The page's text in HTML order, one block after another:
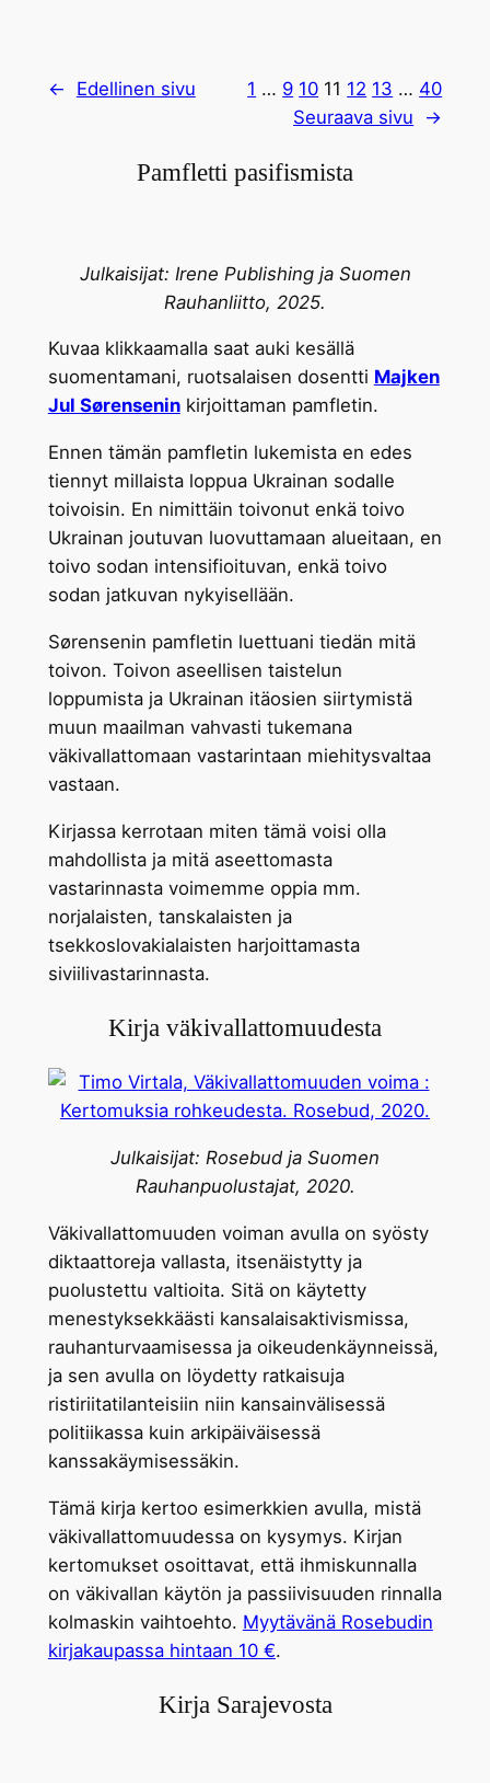
← Edellinen sivu 1 … 9 10 11 12 13 … 40
Seuraava sivu
→
Pamfletti pasifismista
Julkaisijat: Irene Publishing ja Suomen
Rauhanliitto, 2025.
Kuvaa klikkaamalla saat auki kesällä
suomentamani, ruotsalaisen dosentti Majken
Jul Sørenseninkirjoittaman pamfletin.
Ennen tämän pamfletin lukemista en edes
tiennyt millaista loppua Ukrainan sodalle
toivoisin. En nimittäin toivonut enkä toivo
Ukrainan joutuvan luovuttamaan alueitaan, en
toivo sodan intensifioituvan, enkä toivo
sodan jatkuvan nykyisellään.
Sørensenin pamfletin luettuani tiedän mitä
toivon. Toivon aseellisen taistelun
loppumista ja Ukrainan itäosien siirtymistä
muun maailman vahvasti tukemana
väkivallattomaan vastarintaan miehitysvaltaa
vastaan.
Kirjassa kerrotaan miten tämä voisi olla
mahdollista ja mitä aseettomasta
vastarinnasta voimemme oppia mm.
norjalaisten, tanskalaisten ja
tsekkoslovakialaisten harjoittamasta
siviilivastarinnasta.
Kirja väkivallattomuudesta
Julkaisijat: Rosebud ja Suomen
Rauhanpuolustajat, 2020.
Väkivallattomuuden voiman avulla on syösty
diktaattoreja vallasta, itsenäistytty ja
puolustettu valtioita. Sitä on käytetty
menestyksekkäästi kansalaisaktivismissa,
rauhanturvaamisessa ja oikeudenkäynneissä,
ja sen avulla on löydetty ratkaisuja
ristiriitatilanteisiin niin kansainvälisessä
politiikassa kuin arkipäiväisessä
kanssakäymisessäkin.
Tämä kirja kertoo esimerkkien avulla, mistä
väkivallattomuudessa on kysymys. Kirjan
kertomukset osoittavat, että ihmiskunnalla
on väkivallan käytön ja passiivisuuden rinnalla
kolmaskin vaihtoehto. Myytävänä Rosebudin
kirjakaupassa hintaan 10 €.
Kirja Sarajevosta